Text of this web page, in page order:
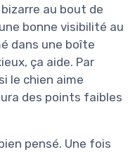
au bout de
bonne visibilité au
dans une boîte
ça aide. Par
le chien aime
des points faibles
pensé. Une fois